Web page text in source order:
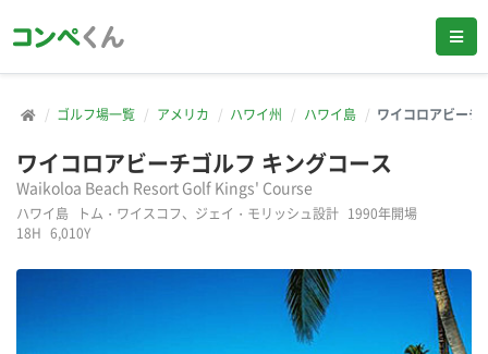
ゴルフ場一覧 アメリカ ハワイ州 ハワイ島 ワイコロアビーチ
ワイコロアビーチゴルフ キングコース
Waikoloa Beach Resort Golf Kings' Course
ハワイ島 トム・ワイスコフ、ジェイ・モリッシュ設計 1990年開場
18H 6,010Y